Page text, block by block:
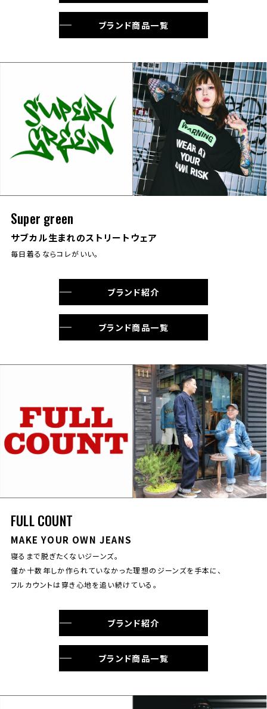
ブランド商品一覧
Super green
サブカル生まれのストリートウェア
毎日着るならコレがいい。
ブランド紹介
ブランド商品一覧
FULL COUNT
MAKE YOUR OWN JEANS
寝るまで脱ぎたくないジーンズ。
僅か十数年しか作られていなかった理想のジーンズを手本に、
フルカウントは穿き心地を追い続けている。
ブランド紹介
ブランド商品一覧